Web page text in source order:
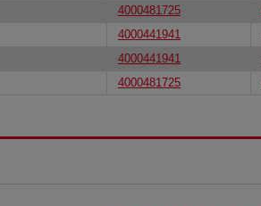
4000481725
4000441941
4000441941
4000481725